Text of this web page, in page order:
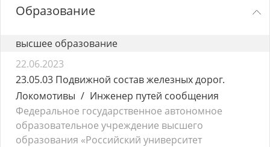
Образование
высшее образование
22.06.2023
23.05.03 Подвижной состав железных дорог.
Локомотивы
Инженер путей сообщения
Федеральное государственное автономное
образовательное учреждение высшего
образования «Российский университет